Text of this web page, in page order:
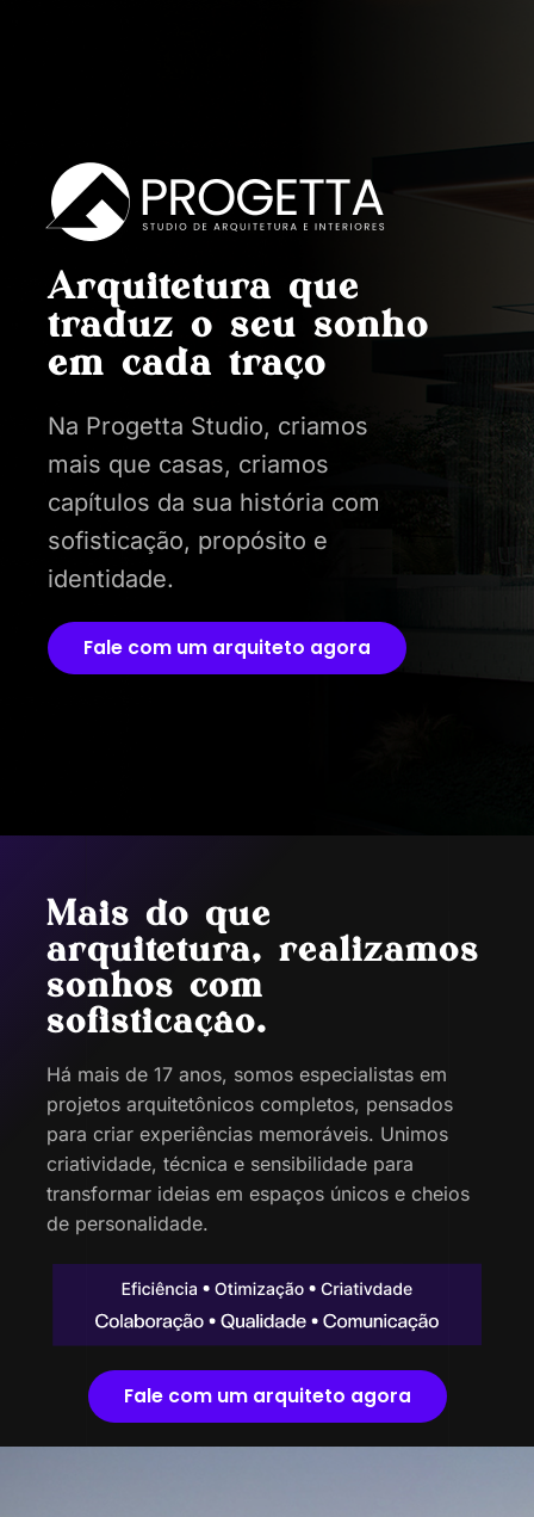
Arquitetura que
traduz o seu sonho
em cada traço
Na Progetta Studio, criamos
mais que casas, criamos
capítulos da sua história com
sofisticação, propósito e
identidade.
Fale com um arquiteto agora
Mais do que
arquitetura, realizamos
sonhos com
sofisticação.
Há mais de 17 anos, somos especialistas em
projetos arquitetônicos completos, pensados
para criar experiências memoráveis. Unimos
criatividade, técnica e sensibilidade para
transformar ideias em espaços únicos e cheios
de personalidade.
Fale com um arquiteto agora